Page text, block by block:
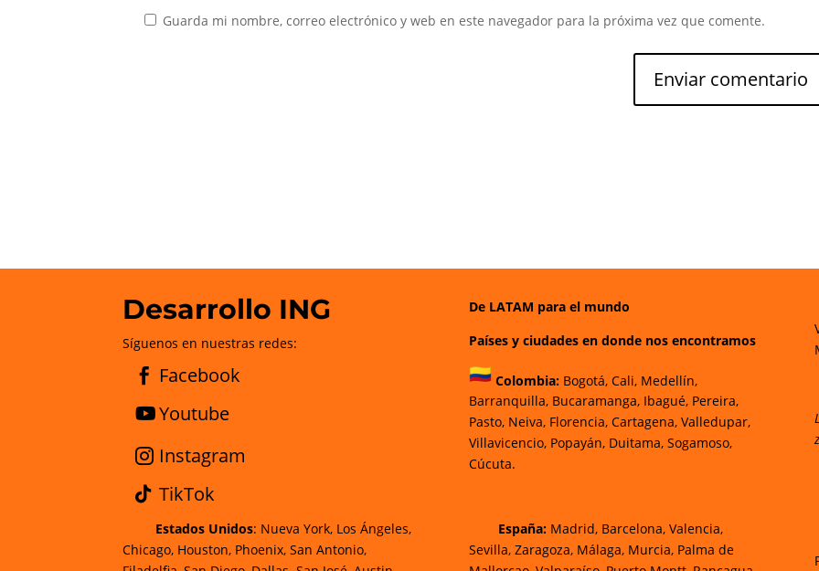
Guarda mi nombre, correo electrónico y web en este navegador para la próxima vez que comente.
Desarrollo ING
Síguenos en nuestras redes:
Facebook
Youtube
Instagram
TikTok
De LATAM para el mundo
Países y ciudades en donde nos encontramos
Colombia: Bogotá,Cali, Medellín,
Barranquilla,Bucaramanga,Ibagué,Pereira,
Pasto, Neiva, Florencia, Cartagena, Valledupar,
Villavicencio,Popayán, Duitama, Sogamoso,
Cúcuta.
Estados Unidos: Nueva York, Los Ángeles,
Chicago, Houston, Phoenix, San Antonio,
España: Madrid, Barcelona, Valencia,
Sevilla, Zaragoza, Málaga, Murcia, Palma de